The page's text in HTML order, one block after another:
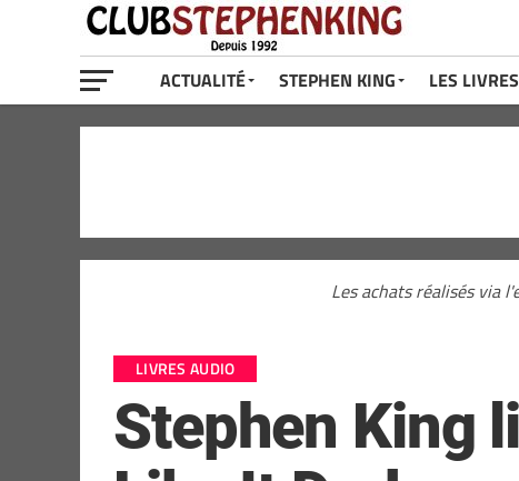
ACTUALITÉ STEPHEN KING LES LIVRES
Les achats réalisés via
LIVRES AUDIO
Stephen King